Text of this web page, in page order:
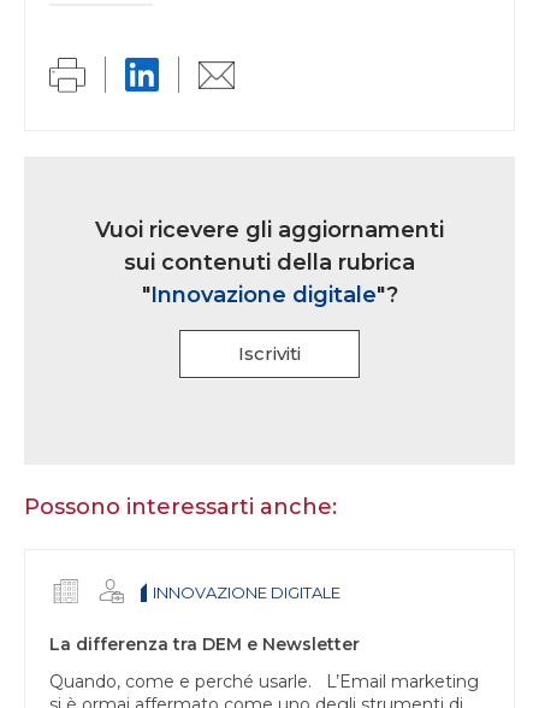
iscrizioneVuoi ricevere gli aggiornamenti
sui contenuti della rubrica
"Innovazione digitale"?
Iscriviti
essere
questo
campo
Possono interessarti anche:
INNOVAZIONE DIGITALE
La differenza tra DEM e Newsletter
Quando, come e perché usarle. L’Email marketing